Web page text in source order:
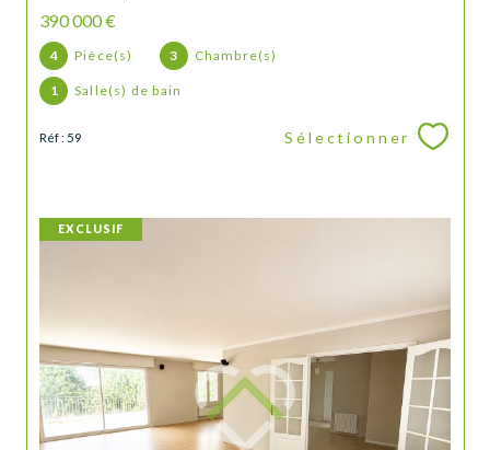
390 000 €
4 Pièce(s) 3 Chambre(s)
1 Salle(s) de bain
Réf : 59 Sélectionner
EXCLUSIF